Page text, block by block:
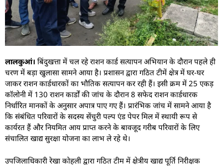
लालकुआं। बिंदुखत्ता में चल रहे राशन कार्ड सत्यापन अभियान के दौरान पहले ही
चरण में बड़ा खुलासा सामने आया है। प्रशासन द्वारा गठित टीमें क्षेत्र में घर-घर
जाकर राशन कार्डधारकों का भौतिक सत्यापन कर रही हैं। इसी क्रम में 25 एकड़
कॉलोनी में 130 राशन कार्डों की जांच के दौरान 8 सफेद राशन कार्डधारक
निर्धारित मानकों के अनुसार अपात्र पाए गए हैं। प्रारंभिक जांच में सामने आया है
कि संबंधित परिवारों के सदस्य सेंचुरी पल्प एंड पेपर मिल में स्थायी रूप से
कार्यरत हैं और नियमित आय प्राप्त करने के बावजूद गरीब परिवारों के लिए
संचालित खाद्य सुरक्षा योजना का लाभ ले रहे थे।
उपजिलाधिकारी रेखा कोहली द्वारा गठित टीम में क्षेत्रीय खाद्य पूर्ति निरीक्षक